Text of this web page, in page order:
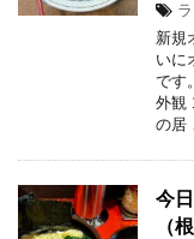
新規
いに
です
外観
の居
今
（